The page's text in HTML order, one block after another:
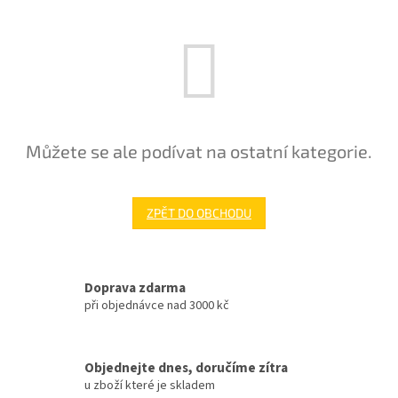
Můžete se ale podívat na ostatní kategorie.
ZPĚT DO OBCHODU
Doprava zdarma
při objednávce nad 3000 kč
Objednejte dnes, doručíme zítra
u zboží které je skladem